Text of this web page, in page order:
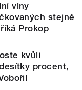
vlny
stejně
Prokop
kvůli
procent,